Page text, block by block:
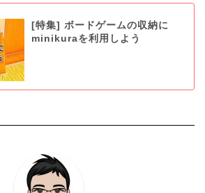
[特集] ボードゲームの収納に
minikuraを利用しよう